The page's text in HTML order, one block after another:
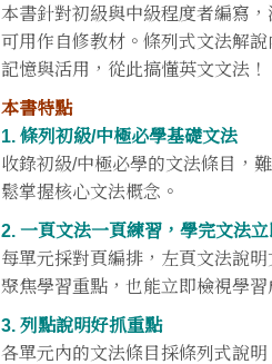
本書針對初級與中級程度者編寫
可用作自修教材。條列式文法解
記憶與活用，從此搞懂英文文法！
本書特點
1. 條列初級/中極必學基礎文法
收錄初級/中極必學的文法條目，
鬆掌握核心文法概念。
2. 一頁文法一頁練習，學完文法
每單元採對頁編排，左頁文法說
聚焦學習重點，也能立即檢視學習
3. 列點說明好抓重點
各單元內的文法條目採條列式說